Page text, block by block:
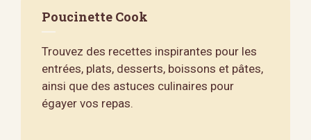
Poucinette Cook
Trouvez des recettes inspirantes pour les
entrées, plats, desserts, boissons et pâtes,
ainsi que des astuces culinaires pour
égayer vos repas.